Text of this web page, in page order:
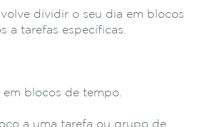
dividir o seu dia em blocos
a tarefas específicas.
em blocos de tempo.
a uma tarefa ou grupo de